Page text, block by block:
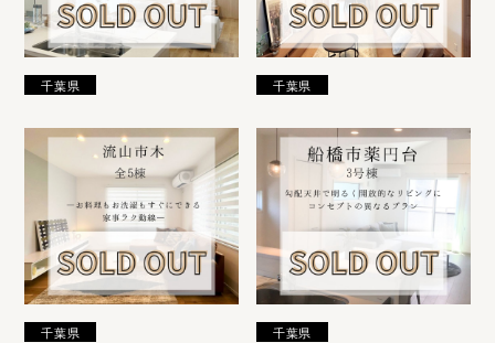
千葉県 千葉県
千葉県 千葉県